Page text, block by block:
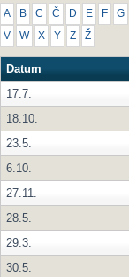
A B C Č D E F G
V W X Y Z Ž
Datum
17.7.
18.10.
23.5.
6.10.
27.11.
28.5.
29.3.
30.5.